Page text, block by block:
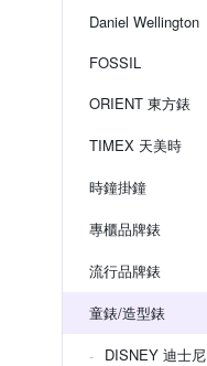
Daniel Wellington
FOSSIL
ORIENT 東方錶
TIMEX 天美時
時鐘掛鐘
專櫃品牌錶
流行品牌錶
童錶/造型錶
DISNEY 迪士尼